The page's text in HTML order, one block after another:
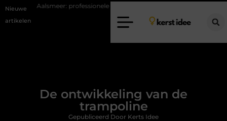
Nieuwe
artikelen
professionele hulp bij pijn en bewegingsklachten
De ontwikkeling van de
trampoline
Gepubliceerd Door Kerts Idee